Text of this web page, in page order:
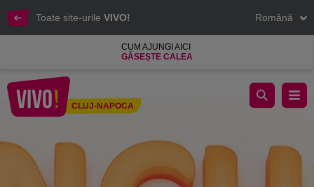
Toate site-urile VIVO! Română
CUM AJUNGI AICI
GĂSEȘTE CALEA
CLUJ-NAPOCA
Lunch Box, meniuri variate, delicioase